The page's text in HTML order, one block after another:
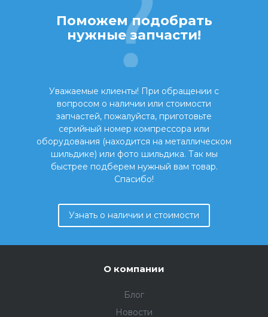
Поможем подобрать
нужные запчасти!
Уважаемые клиенты! При обращении с
вопросом о наличии или стоимости
запчастей, пожалуйста, приготовьте
серийный номер компрессора или
оборудования (находится на металлическом
шильдике) или фото шильдика. Так мы
быстрее подберем нужный вам товар.
Спасибо!
Узнать о наличии и стоимости
О компании
Блог
Новости